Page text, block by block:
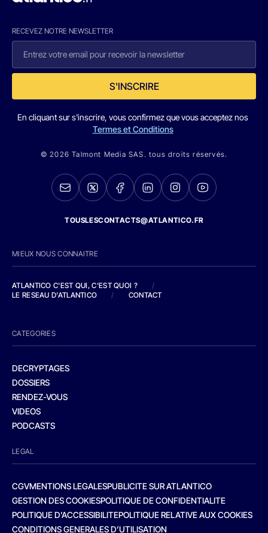
RECEVEZ NOTRE NEWSLETTER
S'INSCRIRE
En cliquant sur s'inscrire, vous confirmez que vous acceptez nos
Termes et Conditions
© 2026 Talmont Media SAS. tous droits réservés.
TOUSLESCONTACTS@ATLANTICO.FR
MIEUX NOUS CONNAITRE
ATLANTICO C'EST QUI, C'EST QUOI ?
/
LE RESEAU D'ATLANTICO
/ CONTACT
CATEGORIES
DECRYPTAGES
DOSSIERS
RENDEZ-VOUS
VIDEOS
PODCASTS
LEGAL
CGVMENTIONS LEGALESPUBLICITE SUR ATLANTICO
GESTION DES COOKIESPOLITIQUE DE CONFIDENTIALITE
POLITIQUE D’ACCESSIBILITEPOLITIQUE RELATIVE AUX COOKIES
CONDITIONS GENERALES D’UTILISATION